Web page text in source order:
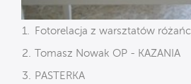
Fotorelacja z warsztatów
Tomasz Nowak OP - KAZANIA
PASTERKA